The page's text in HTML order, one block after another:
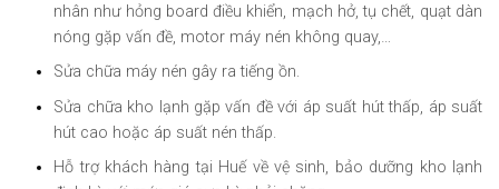
nhân như hỏng board điều khiển, mạch hở, tụ chết, quạt dàn
nóng gặp vấn đề, motor máy nén không quay,…
Sửa chữa máy nén gây ra tiếng ồn.
Sửa chữa kho lạnh gặp vấn đề với áp suất hút thấp, áp suất
hút cao hoặc áp suất nén thấp.
Hỗ trợ khách hàng tại Huế về vệ sinh, bảo dưỡng kho lạnh